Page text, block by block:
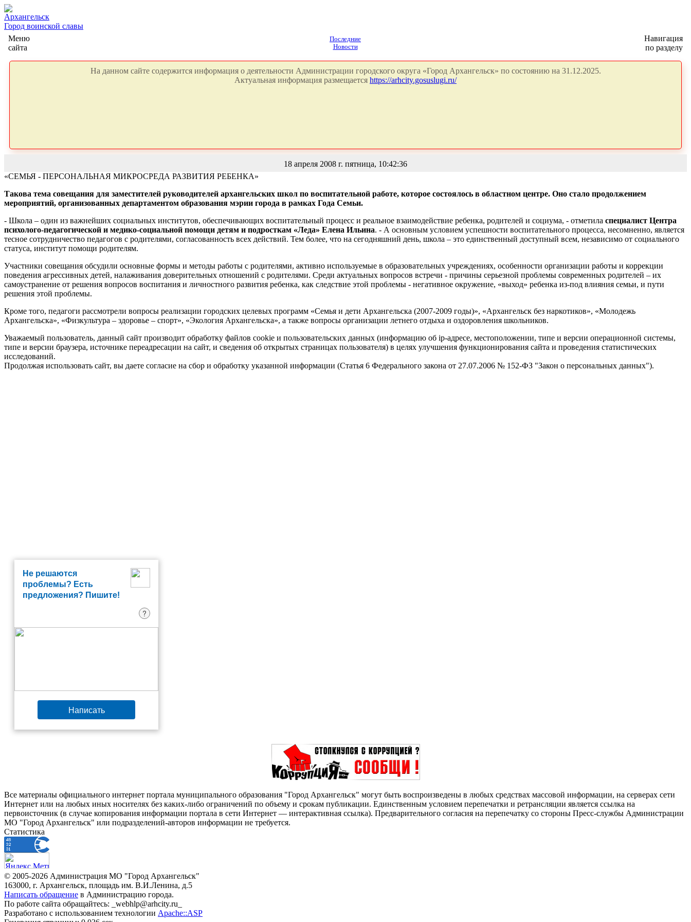
Архангельск
Город воинской славы
Меню
сайта
Последние
Новости
Навигация
по разделу
На данном сайте содержится информация о деятельности Администрации городского округа «Город Архангельск» по состоянию на 31.12.2025.
Актуальная информация размещается https://arhcity.gosuslugi.ru/
18 апреля 2008 г. пятница, 10:42:36
«СЕМЬЯ - ПЕРСОНАЛЬНАЯ МИКРОСРЕДА РАЗВИТИЯ РЕБЕНКА»
Такова тема совещания для заместителей руководителей архангельских школ по воспитательной работе, которое состоялось в областном центре. Оно стало продолжением
мероприятий, организованных департаментом образования мэрии города в рамках Года Семьи.
- Школа – один из важнейших социальных институтов, обеспечивающих воспитательный процесс и реальное взаимодействие ребенка, родителей и социума, - отметила специалист Центра
психолого-педагогической и медико-социальной помощи детям и подросткам «Леда» Елена Ильина. - А основным условием успешности воспитательного процесса, несомненно, является
тесное сотрудничество педагогов с родителями, согласованность всех действий. Тем более, что на сегодняшний день, школа – это единственный доступный всем, независимо от социального
статуса, институт помощи родителям.
Участники совещания обсудили основные формы и методы работы с родителями, активно используемые в образовательных учреждениях, особенности организации работы и коррекции
поведения агрессивных детей, налаживания доверительных отношений с родителями. Среди актуальных вопросов встречи - причины серьезной проблемы современных родителей – их
самоустранение от решения вопросов воспитания и личностного развития ребенка, как следствие этой проблемы - негативное окружение, «выход» ребенка из-под влияния семьи, и пути
решения этой проблемы.
Кроме того, педагоги рассмотрели вопросы реализации городских целевых программ «Семья и дети Архангельска (2007-2009 годы)», «Архангельск без наркотиков», «Молодежь
Архангельска», «Физкультура – здоровье – спорт», «Экология Архангельска», а также вопросы организации летнего отдыха и оздоровления школьников.
Уважаемый пользователь, данный сайт производит обработку файлов cookie и пользовательских данных (информацию об ip-адресе, местоположении, типе и версии операционной системы,
типе и версии браузера, источнике переадресации на сайт, и сведения об открытых страницах пользователя) в целях улучшения функционирования сайта и проведения статистических
исследований.
Продолжая использовать сайт, вы даете согласие на сбор и обработку указанной информации (Статья 6 Федерального закона от 27.07.2006 № 152-ФЗ "Закон о персональных данных").
Не решаются
проблемы? Есть
предложения? Пишите!
?
Написать
Все материалы официального интернет портала муниципального образования "Город Архангельск" могут быть воспроизведены в любых средствах массовой информации, на серверах сети
Интернет или на любых иных носителях без каких-либо ограничений по объему и срокам публикации. Единственным условием перепечатки и ретрансляции является ссылка на
первоисточник (в случае копирования информации портала в сети Интернет — интерактивная ссылка). Предварительного согласия на перепечатку со стороны Пресс-службы Администрации
МО "Город Архангельск" или подразделений-авторов информации не требуется.
Статистика
© 2005-2026 Администрация МО "Город Архангельск"
163000, г. Архангельск, площадь им. В.И.Ленина, д.5
Написать обращение в Администрацию города.
По работе сайта обращайтесь: _webhlp@arhcity.ru_
Разработано с использованием технологии Apache::ASP